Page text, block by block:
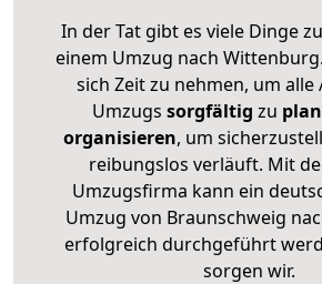
In der Tat gibt es viele Dinge
einem Umzug nach
sich Zeit zu nehmen, um alle
Umzugs sorgfältig zu
organisieren, um
reibungslos verläuft. Mit
Umzugsfirma kann ein
Umzug von Braunschweig
erfolgreich durchgeführt
sorgen wir.